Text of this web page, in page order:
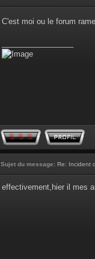
C'est moi ou le forum
Sujet du message: Re: Incident
effectivement,hier il mes